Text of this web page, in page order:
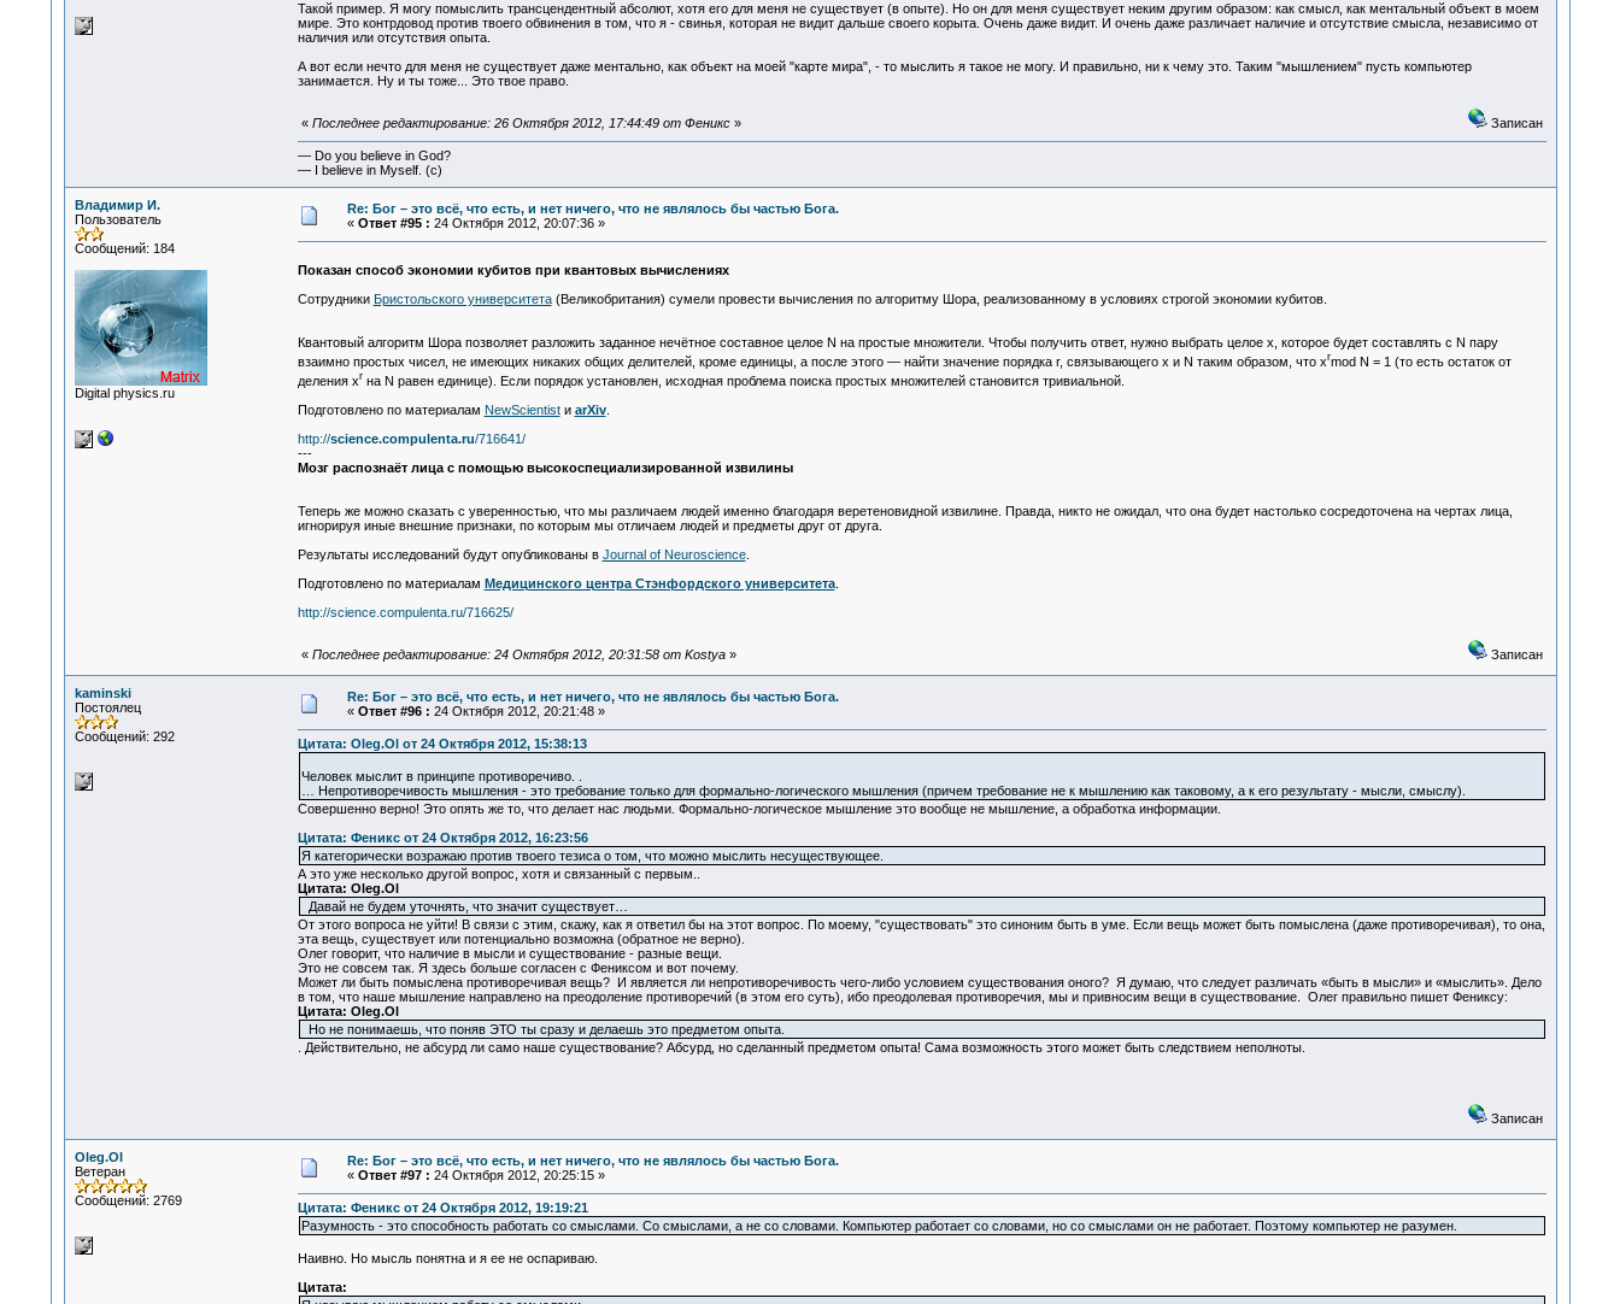
Такой пример. Я могу помыслить трансцендентный абсолют, хотя его для меня не существует (в опыте). Но он для меня существует неким другим образом: как смысл, как ментальный объект в моем
мире. Это контрдовод против твоего обвинения в том, что я - свинья, которая не видит дальше своего корыта. Очень даже видит. И очень даже различает наличие и отсутствие смысла, независимо от
наличия или отсутствия опыта.
А вот если нечто для меня не существует даже ментально, как объект на моей "карте мира", - то мыслить я такое не могу. И правильно, ни к чему это. Таким "мышлением" пусть компьютер
занимается. Ну и ты тоже... Это твое право.
« Последнее редактирование: 26 Октября 2012, 17:44:49 от Феникс» Записан
— Do you believe in God?
— I believe in Myself. (c)
Владимир И.
Пользователь
Сообщений: 184
Digital physics.ru
Re: Бог – это всё, что есть, и нет ничего, что не являлось бы частью Бога.
« Ответ #95 : 24 Октября 2012, 20:07:36 »
Показан способ экономии кубитов при квантовых вычислениях
Сотрудники Бристольского университета(Великобритания) сумели провести вычисления по алгоритму Шора, реализованному в условиях строгой экономии кубитов.
Квантовый алгоритм Шора позволяет разложить заданное нечётное составное целое N на простые множители. Чтобы получить ответ, нужно выбрать целое x, которое будет составлять с N пару
взаимно простых чисел, не имеющих никаких общих делителей, кроме единицы, а после этого — найти значение порядка r, связывающего x и N таким образом, что xrmod N = 1 (то есть остаток от
деления xr на N равен единице). Если порядок установлен, исходная проблема поиска простых множителей становится тривиальной.
Подготовлено по материалам NewScientistи arXiv.
http://science.compulenta.ru/716641/
---
Мозг распознаёт лица с помощью высокоспециализированной извилины
Теперь же можно сказать с уверенностью, что мы различаем людей именно благодаря веретеновидной извилине. Правда, никто не ожидал, что она будет настолько сосредоточена на чертах лица,
игнорируя иные внешние признаки, по которым мы отличаем людей и предметы друг от друга.
Результаты исследований будут опубликованы в Journal of Neuroscience.
Подготовлено по материалам Медицинского центра Стэнфордского университета.
http://science.compulenta.ru/716625/
« Последнее редактирование: 24 Октября 2012, 20:31:58 от Kostya» Записан
kaminski
Постоялец
Сообщений: 292
Re: Бог – это всё, что есть, и нет ничего, что не являлось бы частью Бога.
« Ответ #96 : 24 Октября 2012, 20:21:48 »
Цитата: Oleg.Ol от 24 Октября 2012, 15:38:13
Человек мыслит в принципе противоречиво. .
… Непротиворечивость мышления - это требование только для формально-логического мышления (причем требование не к мышлению как таковому, а к его результату - мысли, смыслу).
Совершенно верно! Это опять же то, что делает нас людьми. Формально-логическое мышление это вообще не мышление, а обработка информации.
Цитата: Феникс от 24 Октября 2012, 16:23:56
Я категорически возражаю против твоего тезиса о том, что можно мыслить несуществующее.
А это уже несколько другой вопрос, хотя и связанный с первым..
Цитата: Oleg.Ol
Давай не будем уточнять, что значит существует…
От этого вопроса не уйти! В связи с этим, скажу, как я ответил бы на этот вопрос. По моему, "существовать" это синоним быть в уме. Если вещь может быть помыслена (даже противоречивая), то она,
эта вещь, существует или потенциально возможна (обратное не верно).
Олег говорит, что наличие в мысли и существование - разные вещи.
Это не совсем так. Я здесь больше согласен с Фениксом и вот почему.
Может ли быть помыслена противоречивая вещь? И является ли непротиворечивость чего-либо условием существования оного? Я думаю, что следует различать «быть в мысли» и «мыслить». Дело
в том, что наше мышление направлено на преодоление противоречий (в этом его суть), ибо преодолевая противоречия, мы и привносим вещи в существование. Олег правильно пишет Фениксу:
Цитата: Oleg.Ol
Но не понимаешь, что поняв ЭТО ты сразу и делаешь это предметом опыта.
. Действительно, не абсурд ли само наше существование? Абсурд, но сделанный предметом опыта! Сама возможность этого может быть следствием неполноты.
Записан
Oleg.Ol
Ветеран
Сообщений: 2769
Re: Бог – это всё, что есть, и нет ничего, что не являлось бы частью Бога.
« Ответ #97 : 24 Октября 2012, 20:25:15 »
Цитата: Феникс от 24 Октября 2012, 19:19:21
Разумность - это способность работать со смыслами. Со смыслами, а не со словами. Компьютер работает со словами, но со смыслами он не работает. Поэтому компьютер не разумен.
Наивно. Но мысль понятна и я ее не оспариваю.
Цитата: